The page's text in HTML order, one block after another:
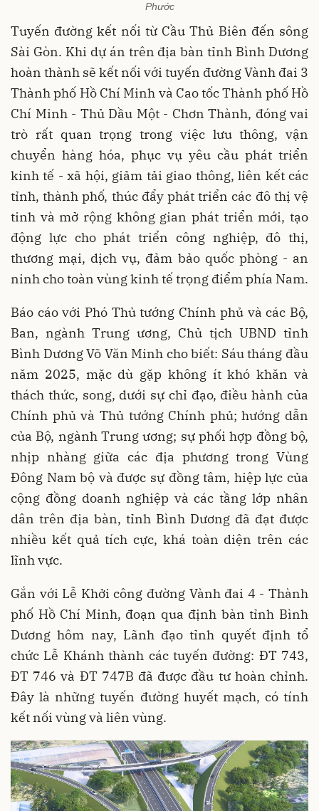
Phước
Tuyến đường kết nối từ Cầu Thủ Biên đến sông
Sài Gòn. Khi dự án trên địa bàn tỉnh Bình Dương
hoàn thành sẽ kết nối với tuyến đường Vành đai 3
Thànhphố Hồ Chí Minh và Cao tốc Thành phố Hồ
Chí Minh - Thủ Dầu Một - Chơn Thành, đóng vai
trò rất quan trọng trong việc lưu thông, vận
chuyển hàng hóa, phục vụ yêu cầu phát triển
kinh tế - xã hội, giảm tải giao thông, liên kết các
tỉnh, thành phố, thúc đẩy phát triển các đô thị vệ
tinh và mở rộng không gian phát triển mới, tạo
động lực cho phát triển công nghiệp, đô thị,
thương mại, dịch vụ, đảm bảo quốc phòng - an
ninh cho toàn vùng kinh tế trọng điểm phía Nam.
Báo cáo với Phó Thủ tướng Chính phủ và các Bộ,
Ban, ngành Trung ương, Chủ tịch UBND tỉnh
Bình Dương Võ Văn Minh cho biết: Sáu tháng đầu
năm 2025, mặc dù gặp không ít khó khăn và
thách thức, song, dưới sự chỉ đạo, điều hành của
Chính phủ và Thủ tướng Chính phủ; hướng dẫn
của Bộ, ngành Trung ương; sự phối hợp đồng bộ,
nhịp nhàng giữa các địa phương trong Vùng
Đông Nam bộ và được sự đồng tâm, hiệp lực của
cộng đồng doanh nghiệp và các tầng lớp nhân
dân trên địa bàn, tỉnh Bình Dương đã đạt được
nhiều kết quả tích cực, khá toàn diện trên các
lĩnh vực.
Gắn với Lễ Khởi công đường Vành đai 4 - Thành
phố Hồ Chí Minh, đoạn qua định bàn tỉnh Bình
Dương hôm nay, Lãnh đạo tỉnh quyết định tổ
chức Lễ Khánh thành các tuyến đường: ĐT 743,
ĐT 746 và ĐT 747B đã được đầu tư hoàn chỉnh.
Đây là những tuyến đường huyết mạch, có tính
kết nối vùng và liên vùng.